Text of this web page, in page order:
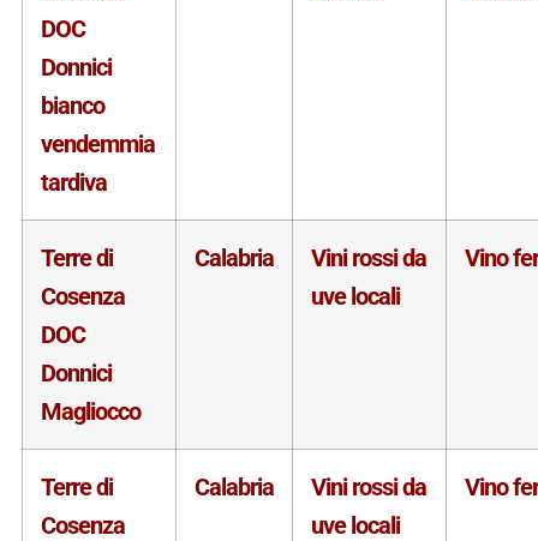
DOC
Donnici
bianco
vendemmia
tardiva
Terre di
Cosenza
DOC
Donnici
Magliocco
Calabria
Vini rossi da
uve locali
Vino
Terre di
Cosenza
Calabria
Vini rossi da
uve locali
Vino